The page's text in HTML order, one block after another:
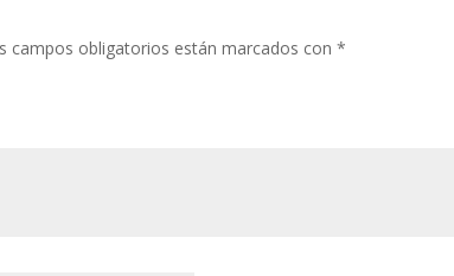
campos obligatorios están marcados con*